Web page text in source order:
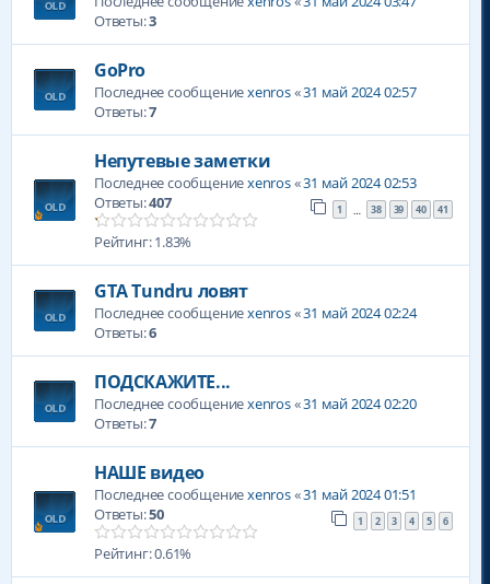
Ответы:3
GoPro
Последнее сообщениеxenros«31 май 2024 02:57
Ответы:7
Непутевые заметки
Последнее сообщениеxenros«31 май 2024 02:53
Ответы:407 1 38 39 40 41
Рейтинг: 1.83%
GTA Tundru ловят
Последнее сообщениеxenros«31 май 2024 02:24
Ответы:6
ПОДСКАЖИТЕ...
Последнее сообщениеxenros«31 май 2024 02:20
Ответы:7
НАШЕ видео
Последнее сообщениеxenros«31 май 2024 01:51
Ответы:50 1 2 3 4 5 6
Рейтинг: 0.61%